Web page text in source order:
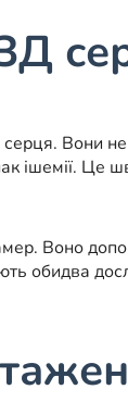
Вони
Це
Воно
обидва